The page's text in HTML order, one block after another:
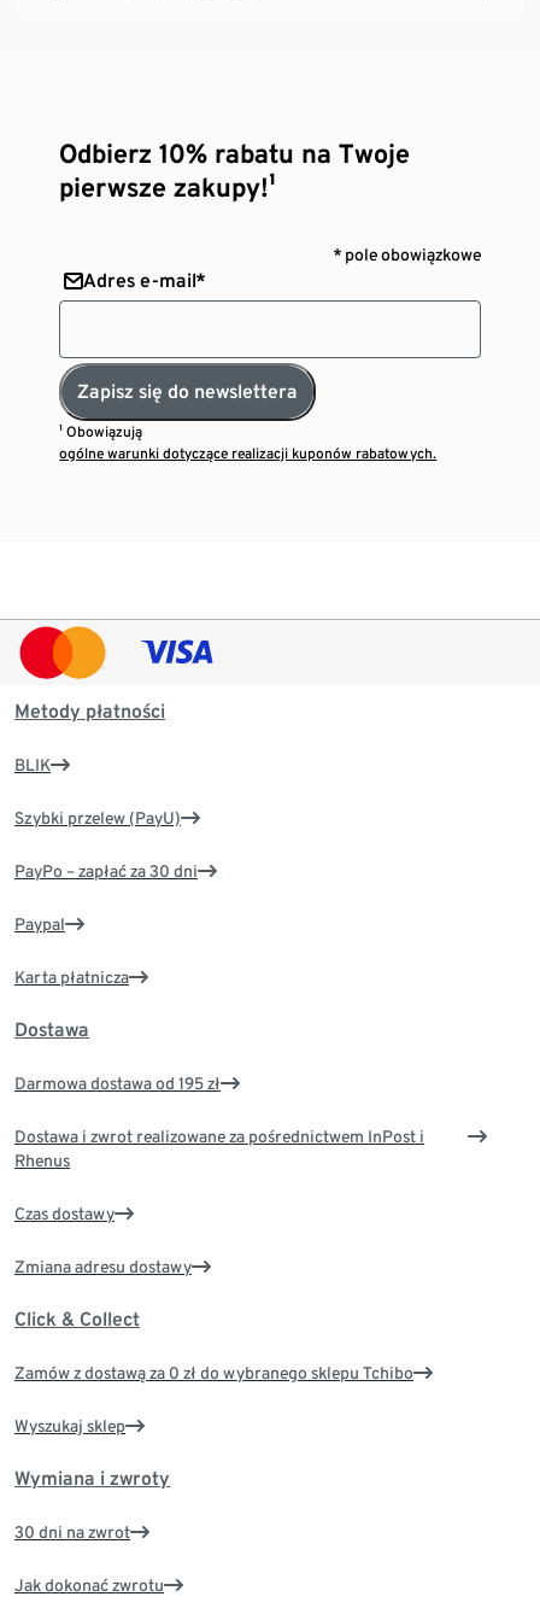
Odbierz 10% rabatu na Twoje
pierwsze zakupy!¹
* pole obowiązkowe
Adres e-mail*
Zapisz się do newslettera
¹ Obowiązują
ogólne warunki dotyczące realizacji kuponów rabatowych.
Metody płatności
BLIK
Szybki przelew (PayU)
PayPo – zapłać za 30 dni
Paypal
Karta płatnicza
Dostawa
Darmowa dostawa od 195 zł
Dostawa i zwrot realizowane za pośrednictwem InPost i
Rhenus
Czas dostawy
Zmiana adresu dostawy
Click & Collect
Zamów z dostawą za 0 zł do wybranego sklepu Tchibo
Wyszukaj sklep
Wymiana i zwroty
30 dni na zwrot
Jak dokonać zwrotu